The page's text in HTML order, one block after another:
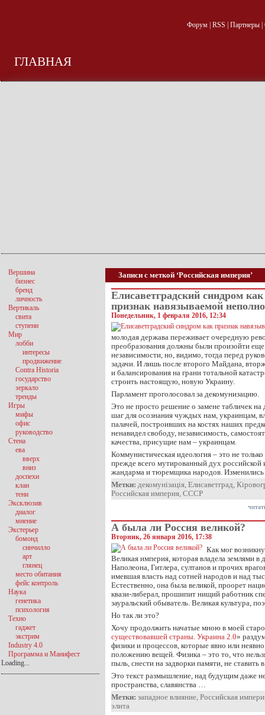
Форум| RSS Партнеры|
ГЛАВНАЯ
Записи с меткой ‘Российская империя’
Елисаветградский синдром как
признак навязываемой
Понедельник, 1 февраля 2016, 12:34
молодая держава переживает очередную
преобразования должны были произойти еще
независимости, но, видимо, тогда перед
задачи. И лишь после второго Майдана,
и балансирования на грани тотальной
строить настоящую, новую Украину.
Парламент проголосовал за декомунизацию.
Это не просто решение о замене табличек
шаг для осознания чуждых нам, украинцам,
палачей, построивших на костях наших
ненавидел свободу, независимость,
качества, присущие нам – украинцам.
Коммунистическая идеология – это не
прежде всего мутированный дух российской
жандарма и тюремщика народов.
Метки: декомунізація, Елисаветград,
Российская империя, СССР
А была ли Россия великой?
Вторник, 26 января 2016, 17:38
Как мог
Великая империя, которая владела землями
Наполеона, Гитлера, султанов и прочих
имевшая власть над сотней народов и над
Естественно, она была великой, проорет
квази-либерал, прошипит нищий работник
зауральский обыватель. Великая культура,
Но так ли это?
Хочу продолжить начатые мною в моей
существовавшей страны. Украина 2.0»
физики и процессов, которые явно или
положению вещей. Физика – это то, что
пыль, снести на задворки памяти, не ставить
Это текст размышление, над будущим даже
пространства, славянства …
Метки: западное влияние, Российская
элита
Вершина
бизнес
бренд
личность
Вертикаль
свита
ступени
Мир
лобби
интересы
продвижение
Contra Historia
государство
зеркало
тренды
Игры
мифы
офис
руководство
Стена
ева
вверх
вниз
доспехи
клан
тени
Эксклюзив
диалог
мнение
Экстерьер
бомонд
синчилло
арт
глянец
место обитания
фейс контроль
Наука
генетика
психология
Техно
гаджет
экстрим
Industry 4.0
Программа и Манифест
Loading...